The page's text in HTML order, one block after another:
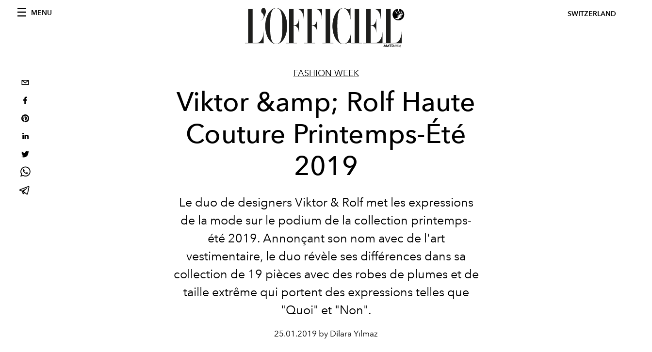
MENU SWITZERLAND
FASHION WEEK
Viktor &amp; Rolf Haute
Couture Printemps-Été
2019
Le duo de designers Viktor & Rolf met les expressions
de la mode sur le podium de la collection printemps-
été 2019. Annonçant son nom avec de l'art
vestimentaire, le duo révèle ses différences dans sa
collection de 19 pièces avec des robes de plumes et de
taille extrême qui portent des expressions telles que
"Quoi" et "Non".
25.01.2019 by Dilara Yılmaz